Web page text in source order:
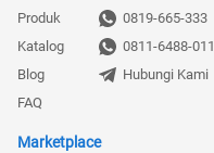
Produk
Katalog
Blog
FAQ
0819-665-333
0811-6488-011
Hubungi Kami
Marketplace